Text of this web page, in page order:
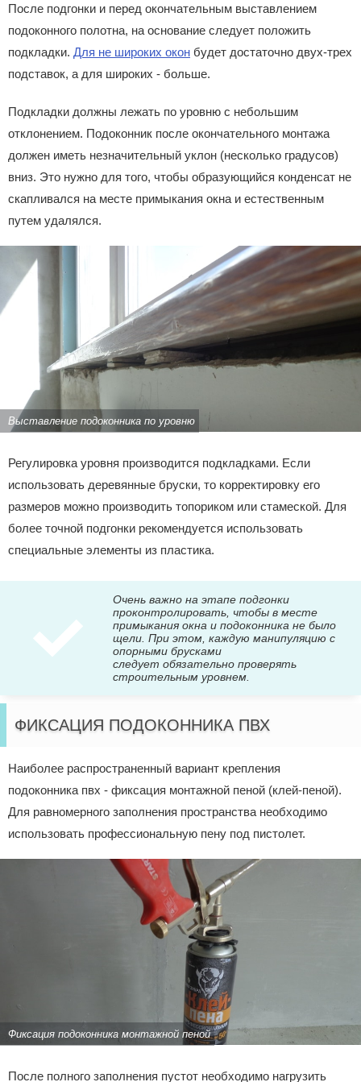
После подгонки и перед окончательным выставлением
подоконного полотна, на основание следует положить
подкладки. Для не широких окон будет достаточно двух-трех
подставок, а для широких - больше.
Подкладки должны лежать по уровню с небольшим
отклонением. Подоконник после окончательного монтажа
должен иметь незначительный уклон (несколько градусов)
вниз. Это нужно для того, чтобы образующийся конденсат не
скапливался на месте примыкания окна и естественным
путем удалялся.
Выставление подоконника по уровню
Регулировка уровня производится подкладками. Если
использовать деревянные бруски, то корректировку его
размеров можно производить топориком или стамеской. Для
более точной подгонки рекомендуется использовать
специальные элементы из пластика.
Очень важно на этапе подгонки
проконтролировать, чтобы в месте
примыкания окна и подоконника не было
щели. При этом, каждую манипуляцию с
опорными брусками
следует обязательно проверять
строительным уровнем.
ФИКСАЦИЯ ПОДОКОННИКА ПВХ
Наиболее распространенный вариант крепления
подоконника пвх - фиксация монтажной пеной (клей-пеной).
Для равномерного заполнения пространства необходимо
использовать профессиональную пену под пистолет.
Фиксация подоконника монтажной пеной
После полного заполнения пустот необходимо нагрузить